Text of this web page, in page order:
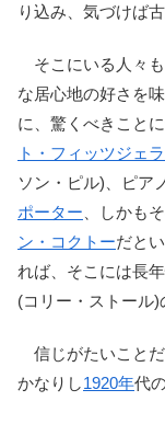
り込み、気づけば
そこにいる人々
な居心地の好さを
に、驚くべきこと
ト・フィッツジェ
ソン・ピル)、ピア
ポーター 、しかも
ン・コクトーだと
れば、そこには長
(コリー・ストール)
信じがたいこと
かなりし1920年代